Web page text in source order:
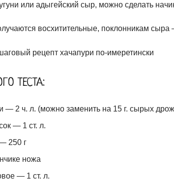
или адыгейский сыр, можно сделать
восхитительные, поклонникам сыра
ТЕСТА:
— 2 ч. л. (можно заменить на 15 г. сырых
— 1 ст. л.
250 г
ножа
— 1 ст. л.